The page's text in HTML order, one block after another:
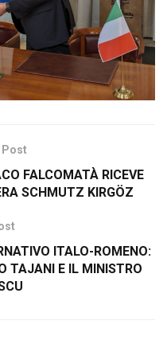
Post
FALCOMATÀ RICEVE
SCHMUTZ KIRGÖZ
ITALO-ROMENO:
TAJANI E IL MINISTRO